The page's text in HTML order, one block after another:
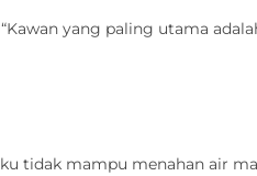
yang paling utama
tidak mampu menahan air